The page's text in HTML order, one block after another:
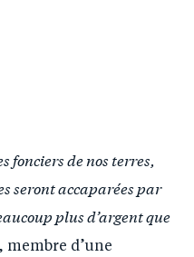
fonciers de nos terres,
seront accaparées par
plus d’argent que
d’une